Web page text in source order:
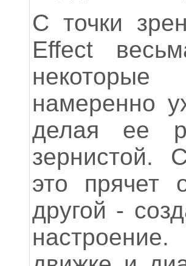
С точки
Effect
намеренно
делая ее
зернистой.
это прячет
другой -